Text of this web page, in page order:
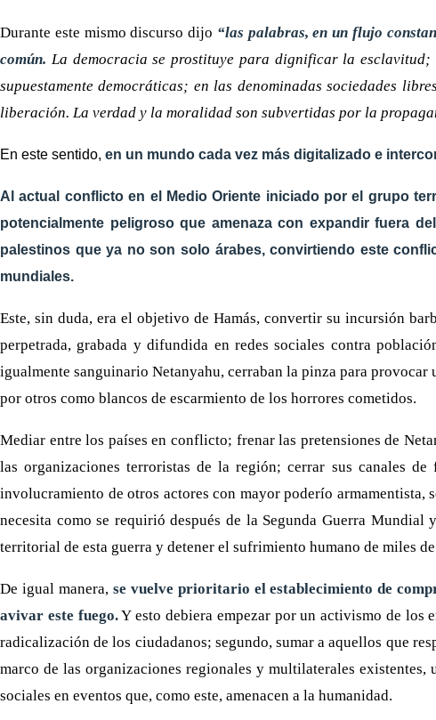
Durante este mismo discurso dijo “las palabras, en un flujo
común. La democracia se prostituye para dignificar la
supuestamente democráticas; en las denominadas sociedades
liberación. La verdad y la moralidad son subvertidas por la
En este sentido, en un mundo cada vez más digitalizado e
Al actual conflicto en el Medio Oriente iniciado por el grupo
potencialmente peligroso que amenaza con expandir fuera
palestinos que ya no son solo árabes, convirtiendo este
mundiales.
Este, sin duda, era el objetivo de Hamás, convertir su incursión
perpetrada, grabada y difundida en redes sociales contra
igualmente sanguinario Netanyahu, cerraban la pinza para
por otros como blancos de escarmiento de los horrores cometidos.
Mediar entre los países en conflicto; frenar las pretensiones de
las organizaciones terroristas de la región; cerrar sus canales
involucramiento de otros actores con mayor poderío armamentista,
necesita como se requirió después de la Segunda Guerra
territorial de esta guerra y detener el sufrimiento humano de miles
De igual manera, se vuelve prioritario el establecimiento de
avivar este fuego.Y esto debiera empezar por un activismo de los
radicalización de los ciudadanos; segundo, sumar a aquellos que
marco de las organizaciones regionales y multilaterales
sociales en eventos que, como este, amenacen a la humanidad.